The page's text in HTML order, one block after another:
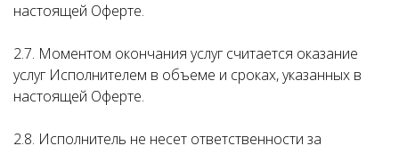
настоящей Оферте.
2.7. Моментом окончания услуг считается оказание
услуг Исполнителем в объеме и сроках, указанных в
настоящей Оферте.
2.8. Исполнитель не несет ответственности за